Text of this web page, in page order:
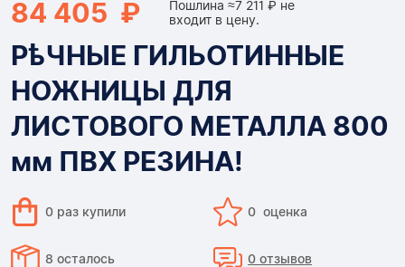
84 405 ₽
Пошлина ≈7 211 ₽ не
входит в цену.
РѣЧНЫЕ ГИЛЬОТИННЫЕ
НОЖНИЦЫ ДЛЯ
ЛИСТОВОГО МЕТАЛЛА 800
мм ПВХ РЕЗИНА!
0 раз купили 0 оценка
8 осталось 0 отзывов